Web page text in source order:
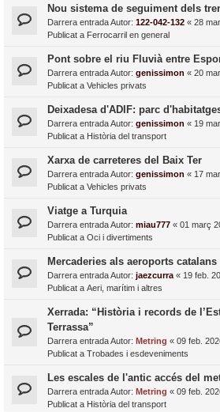
Nou sistema de seguiment dels
Darrera entrada Autor: 122-042-132 « 28
Publicat a Ferrocarril en general
Pont sobre el riu Fluvià entre
Darrera entrada Autor: genissimon « 20
Publicat a Vehicles privats
Deixadesa d'ADIF: parc
Darrera entrada Autor: genissimon « 19
Publicat a Història del transport
Xarxa de carreteres del Baix Ter
Darrera entrada Autor: genissimon « 17
Publicat a Vehicles privats
Viatge a Turquia
Darrera entrada Autor: miau777 « 01 març
Publicat a Oci i divertiments
Mercaderies als aeroports catalans
Darrera entrada Autor: jaezcurra « 19 feb.
Publicat a Aeri, marítim i altres
Xerrada: “Història i records de
Terrassa”
Darrera entrada Autor: Metring « 09 feb.
Publicat a Trobades i esdeveniments
Les escales de l'antic accés del
Darrera entrada Autor: Metring « 09 feb.
Publicat a Història del transport